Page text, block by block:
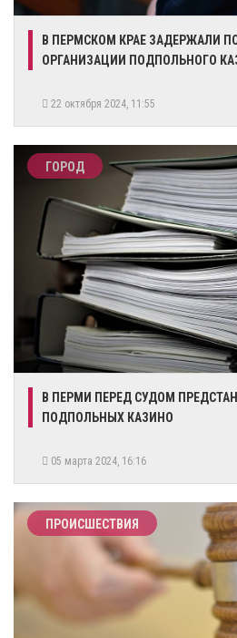
В ПЕРМСКОМ КРАЕ ЗАДЕРЖАЛИ
ОРГАНИЗАЦИИ ПОДПОЛЬНОГО
22 октября 2024, 11:55
ГОРОД
​В ПЕРМИ ПЕРЕД СУДОМ
ПОДПОЛЬНЫХ КАЗИНО
05 марта 2024, 16:16
ПРОИСШЕСТВИЯ